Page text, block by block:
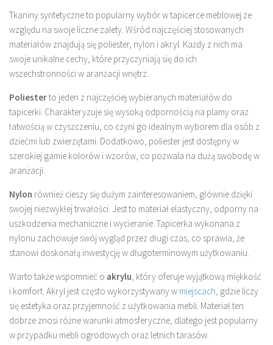
Tkaniny syntetyczne to popularny wybór w tapicerce meblowej ze
względu na swoje liczne zalety. Wśród najczęściej stosowanych
materiałów znajdują się poliester, nylon i akryl. Każdy z nich ma
swoje unikalne cechy, które przyczyniają się do ich
wszechstronności w aranżacji wnętrz.
Poliesterto jeden z najczęściej wybieranych materiałów do
tapicerki. Charakteryzuje się wysoką odpornością na plamy oraz
łatwością w czyszczeniu, co czyni go idealnym wyborem dla osób z
dziećmi lub zwierzętami. Dodatkowo, poliester jest dostępny w
szerokiej gamie kolorów i wzorów, co pozwala na dużą swobodę w
aranżacji.
Nylon również cieszy się dużym zainteresowaniem, głównie dzięki
swojej niezwykłej trwałości. Jest to materiał elastyczny, odporny na
uszkodzenia mechaniczne i wycieranie. Tapicerka wykonana z
nylonu zachowuje swój wygląd przez długi czas, co sprawia, że
stanowi doskonałą inwestycję w długoterminowym użytkowaniu.
Warto także wspomnieć o akrylu , który oferuje wyjątkową miękkość
i komfort. Akryl jest często wykorzystywany w miejscach , gdzie liczy
się estetyka oraz przyjemność z użytkowania mebli. Materiał ten
dobrze znosi różne warunki atmosferyczne, dlatego jest popularny
w przypadku mebli ogrodowych oraz letnich tarasów.